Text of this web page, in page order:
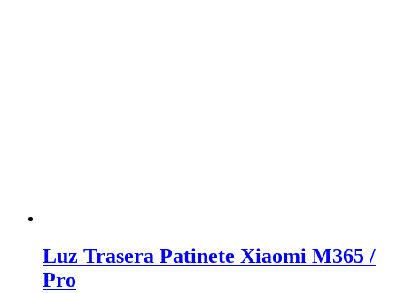
Luz Trasera Patinete Xiaomi M365 /
Pro